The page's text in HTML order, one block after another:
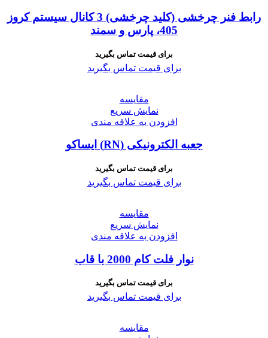
رابط فنر چرخشی (کلید چرخشی) 3 کانال سیستم کروز
405، پارس و سمند
برای قیمت تماس بگیرید
برای قیمت تماس بگیرید
مقايسه
نمایش سریع
افزودن به علاقه مندی
جعبه الکترونیکی (RN) ایساکو
برای قیمت تماس بگیرید
برای قیمت تماس بگیرید
مقايسه
نمایش سریع
افزودن به علاقه مندی
نوار فلت کام 2000 با قاب
برای قیمت تماس بگیرید
برای قیمت تماس بگیرید
مقايسه